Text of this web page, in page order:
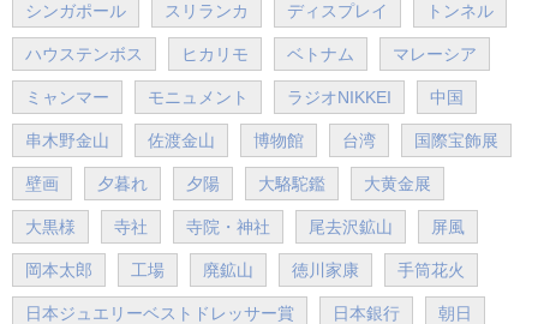
シンガポール スリランカ ディスプレイ トンネル
ハウステンボス ヒカリモ ベトナム マレーシア
ミャンマー モニュメント ラジオNIKKEI 中国
串木野金山 佐渡金山 博物館 台湾 国際宝飾展
壁画 夕暮れ 夕陽 大駱駝鑑 大黄金展
大黒様 寺社 寺院・神社 尾去沢鉱山 屏風
岡本太郎 工場 廃鉱山 徳川家康 手筒花火
日本ジュエリーベストドレッサー賞 日本銀行 朝日